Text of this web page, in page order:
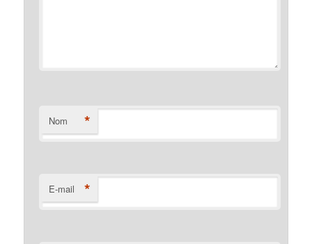
Nom *
E-mail *